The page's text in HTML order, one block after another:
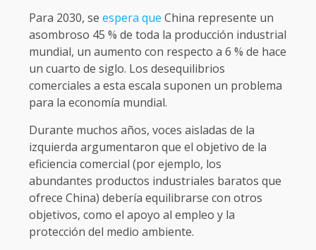
Para 2030, se espera que China represente un
asombroso 45 % de toda la producción industrial
mundial, un aumento con respecto a 6 % de hace
un cuarto de siglo. Los desequilibrios
comerciales a esta escala suponen un problema
para la economía mundial.
Durante muchos años, voces aisladas de la
izquierda argumentaron que el objetivo de la
eficiencia comercial (por ejemplo, los
abundantes productos industriales baratos que
ofrece China) debería equilibrarse con otros
objetivos, como el apoyo al empleo y la
protección del medio ambiente.